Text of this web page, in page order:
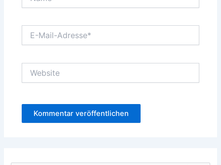
Mail-